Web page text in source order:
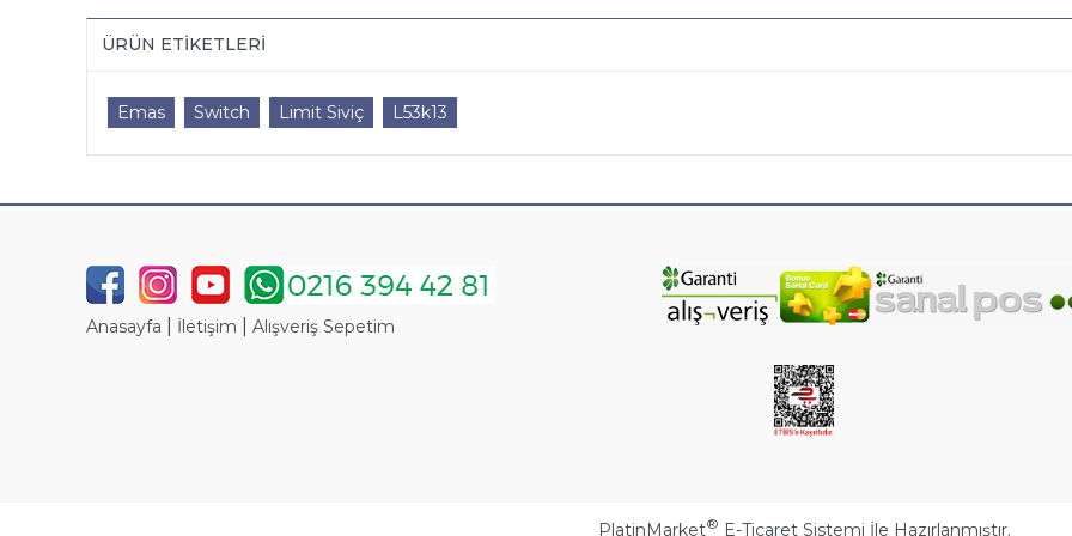
ÜRÜN ETIKETLERI
Emas Switch Limit Siviç L53k13
Anasayfa İletişim Alışveriş Sepetim
PlatinMarket® E-Ticaret Sistemi İle Hazırlanmıştır.